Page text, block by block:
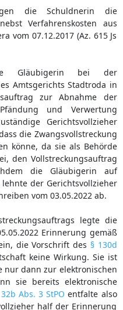
die Schuldnerin die
Verfahrenskosten aus
vom 07.12.2017 (Az. 615 Js
Gläubigerin bei der
Amtsgerichts Stadtroda in
zur Abnahme der
und Verwertung
Gerichtsvollzieher
die Zwangsvollstreckung
könne, da sie als Behörde
den Vollstreckungsauftrag
die Gläubigerin auf
der Gerichtsvollzieher
vom 03.05.2022 ab.
legte die
Erinnerung gemäß
die Vorschrift des § 130d
keine Wirkung. Sie ist
nur dann zur elektronischen
sie bereits elektronische
Abs. 3 StPO entfalte also
half der Erinnerung